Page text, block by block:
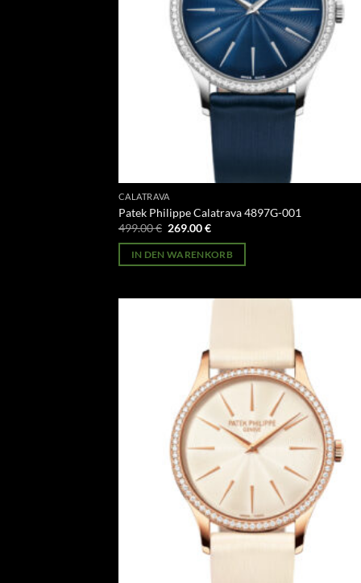
CALATRAVA
Patek Philippe Calatrava 4897G-001
499.00€ Ursprünglicher
war:
499.00 €
269.00€Aktueller
ist:
269.00 €.
IN DEN WARENKORB